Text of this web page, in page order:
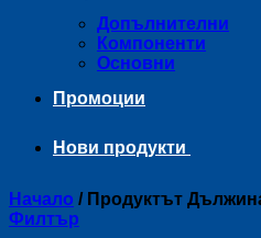
Допълнителни
Компоненти
Основни
Промоции
Нови продукти
Начало /Продуктът
Филтър